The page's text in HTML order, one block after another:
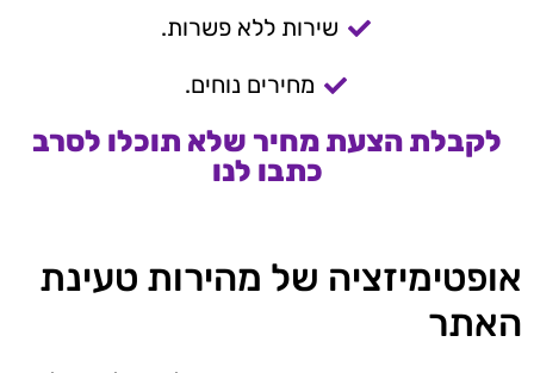
שירות ללא פשרות.
מחירים נוחים.
לקבלת הצעת מחיר שלא תוכלו לסרב
כתבו לנו
אופטימיזציה של מהירות טעינת
האתר